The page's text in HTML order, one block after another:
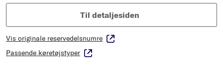
Til detaljesiden
Vis originale reservedelsnumre
Passende køretøjstyper